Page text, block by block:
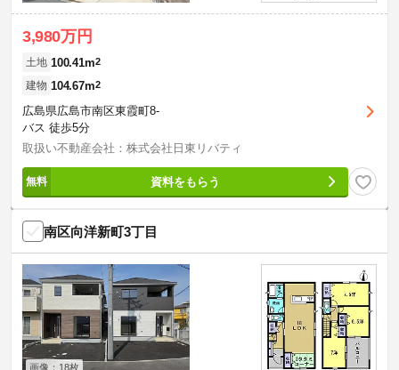
3,980万円
土地 100.41m2
建物 104.67m2
広島県広島市南区東霞町8-
バス 徒歩5分
取扱い不動産会社：株式会社日東リバティ
資料をもらう
南区向洋新町3丁目
画像：18枚